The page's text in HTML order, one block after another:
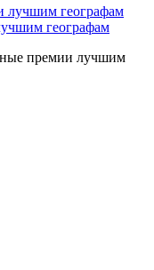
географам
премии лучшим